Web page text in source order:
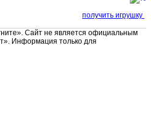
получить игрушку
Сайт не является официальным
Информация только для